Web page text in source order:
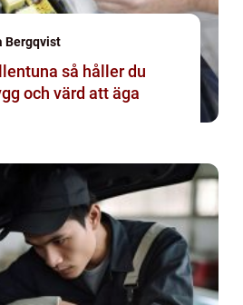
Bergqvist
håller du
och värd att äga